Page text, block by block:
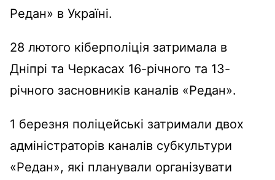
Редан» в Україні.
28 лютого кіберполіція затримала в
Дніпрі та Черкасах 16-річного та 13-
річного засновників каналів «Редан».
1 березня поліцейські затримали двох
адміністраторів каналів субкультури
«Редан», які планували організувати